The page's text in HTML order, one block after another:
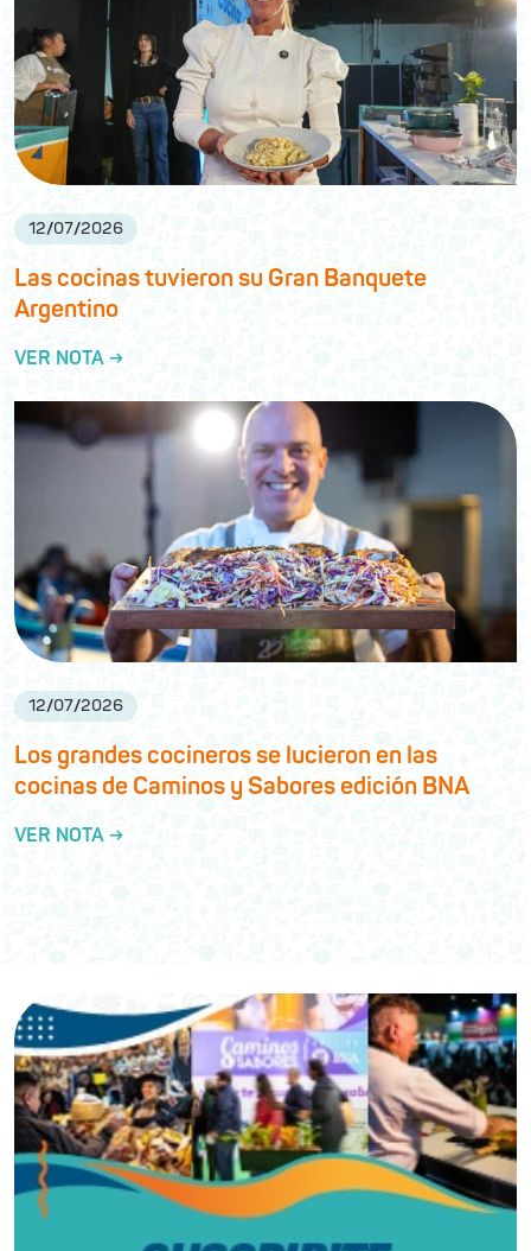
12/07/2026
Las cocinas tuvieron su Gran Banquete
Argentino
VER NOTA →
12/07/2026
Los grandes cocineros se lucieron en las
cocinas de Caminos y Sabores edición BNA
VER NOTA →